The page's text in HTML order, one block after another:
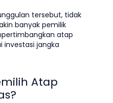
tersebut, tidak
banyak pemilik
atap
investasi jangka
Atap